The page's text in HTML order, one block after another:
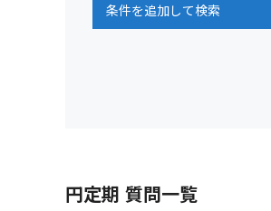
条件を追加して検索
円定期 質問一覧